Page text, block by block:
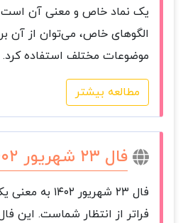
یک نماد خاص و معنی آن است
الگوهای خاص، می‌توان از آن
موضوعات مختلف استفاده کرد.
مطالعه بیشتر
فال ۲۳ شهریور ۱۴۰۲
فال ۲۳ شهریور
فراتر از انتظار شماست. این